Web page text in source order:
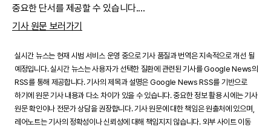
중요한 단서를 제공할 수 있습니다....
기사 원문 보러가기
실시간 뉴스는 현재 시범 서비스 운영 중으로 기사 품질과 번역은 지속적으로 개선 될
예정입니다. 실시간 뉴스는 사용자가 선택한 질환에 관련된 기사를 Google News의
RSS를 통해 제공합니다. 기사의 제목과 설명은 Google News RSS를 기반으로
하기에 원문 기사 내용과 다소 차이가 있을 수 있습니다. 중요한 정보 활용 시에는 기사
원문 확인이나 전문가 상담을 권장합니다. 기사 원문에 대한 책임은 원출처에 있으며,
레어노트는 기사의 정확성이나 신뢰성에 대해 책임지지 않습니다. 외부 사이트 이동